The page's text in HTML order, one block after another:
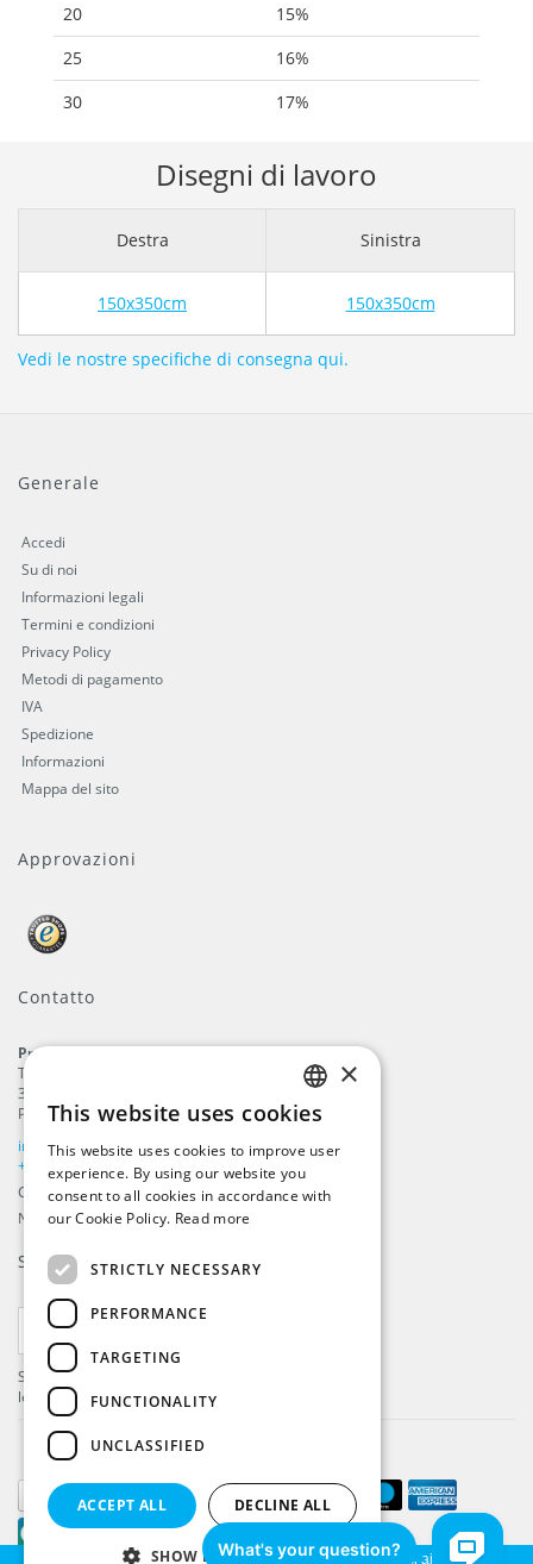
20
15%
25
16%
30
17%
Disegni di lavoro
Destra Sinistra
150x350cm 150x350cm
Vedi le nostre specifiche di consegna qui.
Generale
Accedi
Su di noi
Informazioni legali
Termini e condizioni
Privacy Policy
Metodi di pagamento
IVA
Spedizione
Informazioni
Mappa del sito
Approvazioni
Contatto
ProFlags B.V.
Tilbury 8
3897 AC
Paesi Bassi
info@beachflags.com
+31 (0) 85 401 4648
Camera di Commercio: 92559840
Numero IVA: NL866099657B01
Si iscrivi alla nostraNewsletter
Si registri per ricevere gli ultimi aggiornamenti e
le ultime offerte!
Utilizzando il nostro sito, l'utente accetta l'utilizzo di cookie ci aiuteranno a
ENGLISH
DUTCH
GERMAN
×
This website uses cookies
This website uses cookies to improve user
experience. By using our website you
consent to all cookies in accordance with
our Cookie Policy. Read more
STRICTLY NECESSARY
PERFORMANCE
TARGETING
FUNCTIONALITY
UNCLASSIFIED
ACCEPT ALL DECLINE ALL
SHOW DETAILS